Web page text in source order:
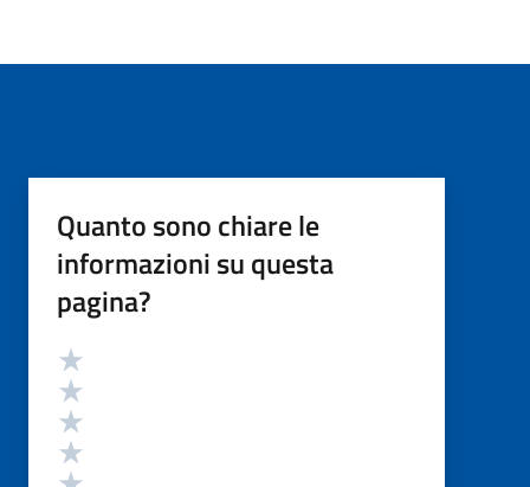
Quanto sono chiare le
informazioni su questa
pagina?
Valutazione